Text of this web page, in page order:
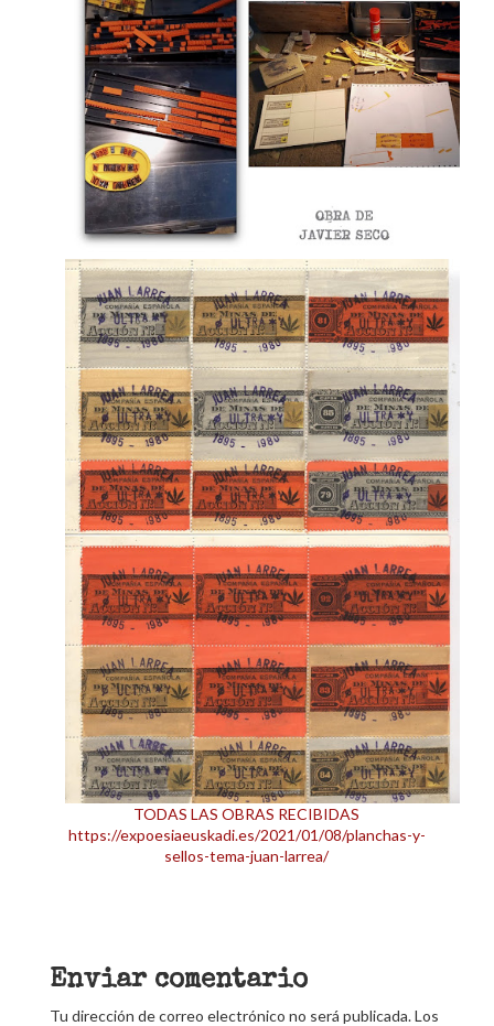
TODAS LAS OBRAS RECIBIDAS
https://expoesiaeuskadi.es/2021/01/08/planchas-y-
sellos-tema-juan-larrea/
Enviar comentario
Tu dirección de correo electrónico no será publicada.Los